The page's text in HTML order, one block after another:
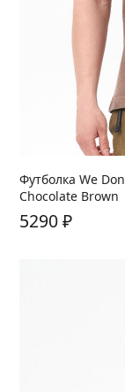
Футболка We
Chocolate Brown
5290₽